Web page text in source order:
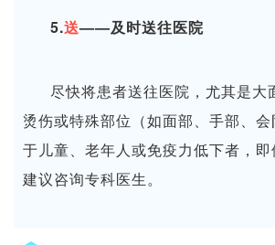
5.送——及时送往医院
尽快将患者送往医院，尤其是大
烫伤或特殊部位（如面部、手部、
于儿童、老年人或免疫力低下者，
建议咨询专科医生。